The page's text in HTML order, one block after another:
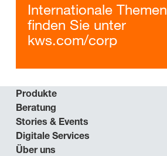
Internationale Themen
finden Sie unter
kws.com/corp
Produkte
Beratung
Stories & Events
Digitale Services
Über uns